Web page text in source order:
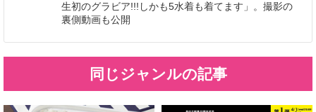
生初のグラビア!!!しかも5水着も着てます」。撮影の
裏側動画も公開
同じジャンルの記事